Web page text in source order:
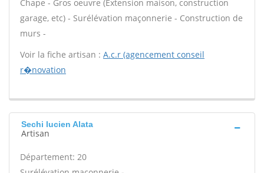
Chape - Gros oeuvre (Extension maison, construction
garage, etc) - Surélévation maçonnerie - Construction de
murs -
Voir la fiche artisan : A.c.r (agencement conseil
r�novation
Sechi lucien Alata
Artisan
Département: 20